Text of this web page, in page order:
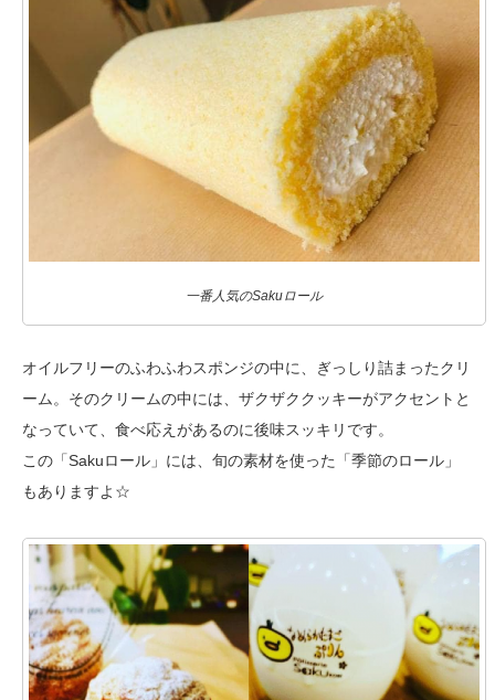
一番人気のSakuロール
オイルフリーのふわふわスポンジの中に、ぎっしり詰まったクリ
ーム。そのクリームの中には、ザクザククッキーがアクセントと
なっていて、食べ応えがあるのに後味スッキリです。
この「Sakuロール」には、旬の素材を使った「季節のロール」
もありますよ☆